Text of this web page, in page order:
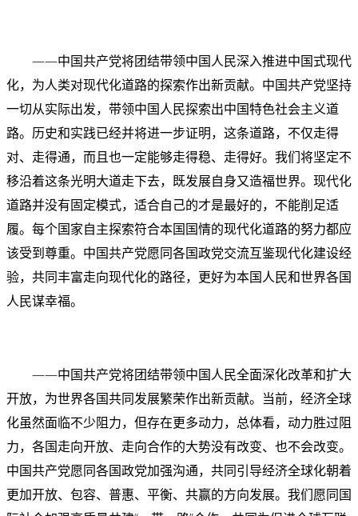
——中国共产党将团结带领中国人民深入推进中国式现代
化，为人类对现代化道路的探索作出新贡献。中国共产党坚持
一切从实际出发，带领中国人民探索出中国特色社会主义道
路。历史和实践已经并将进一步证明，这条道路，不仅走得
对、走得通，而且也一定能够走得稳、走得好。我们将坚定不
移沿着这条光明大道走下去，既发展自身又造福世界。现代化
道路并没有固定模式，适合自己的才是最好的，不能削足适
履。每个国家自主探索符合本国国情的现代化道路的努力都应
该受到尊重。中国共产党愿同各国政党交流互鉴现代化建设经
验，共同丰富走向现代化的路径，更好为本国人民和世界各国
人民谋幸福。
——中国共产党将团结带领中国人民全面深化改革和扩大
开放，为世界各国共同发展繁荣作出新贡献。当前，经济全球
化虽然面临不少阻力，但存在更多动力，总体看，动力胜过阻
力，各国走向开放、走向合作的大势没有改变、也不会改变。
中国共产党愿同各国政党加强沟通，共同引导经济全球化朝着
更加开放、包容、普惠、平衡、共赢的方向发展。我们愿同国